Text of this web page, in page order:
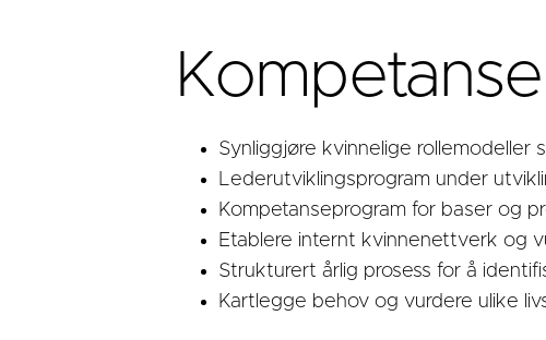
Synliggjøre kvinnelige
Lederutviklingsprogram under
Kompetanseprogram for baser og
Etablere internt kvinnenettverk og
Strukturert årlig prosess for å
Kartlegge behov og vurdere ulike